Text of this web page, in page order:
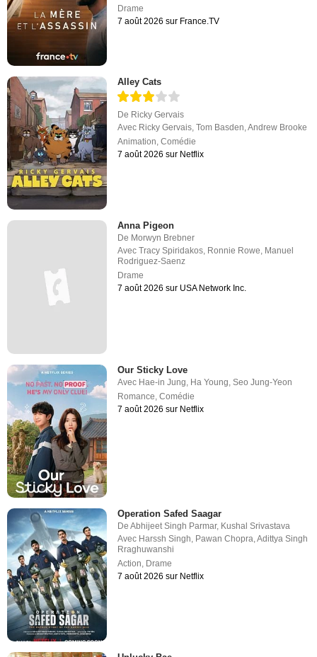
Drame
7 août 2026 sur France.TV
Alley Cats
De Ricky Gervais
Avec Ricky Gervais,Tom Basden,Andrew Brooke
Animation,Comédie
7 août 2026 sur Netflix
Anna Pigeon
De Morwyn Brebner
AvecTracy Spiridakos, Ronnie Rowe, Manuel
Rodriguez-Saenz
Drame
7 août 2026 sur USA Network Inc.
Our Sticky Love
Avec Hae-in Jung Ha Young ,Seo Jung-Yeon
Romance ,Comédie
7 août 2026 sur Netflix
Operation Safed Saagar
DeAbhijeet Singh Parmar, Kushal Srivastava
Avec Harssh Singh, Pawan Chopra,Adittya Singh
Rraghuwanshi
Action, Drame
7 août 2026 sur Netflix